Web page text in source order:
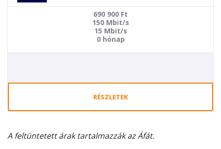
690 900 Ft
150 Mbit/s
15 Mbit/s
0 hónap
RÉSZLETEK
A feltüntetett árak tartalmazzák az Áfát.